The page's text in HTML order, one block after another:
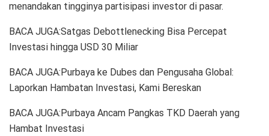
menandakan tingginya partisipasi investor di pasar.
BACA JUGA:Satgas Debottlenecking Bisa Percepat
Investasi hingga USD 30 Miliar
BACA JUGA:Purbaya ke Dubes dan Pengusaha Global:
Laporkan Hambatan Investasi, Kami Bereskan
BACA JUGA:Purbaya Ancam Pangkas TKD Daerah yang
Hambat Investasi